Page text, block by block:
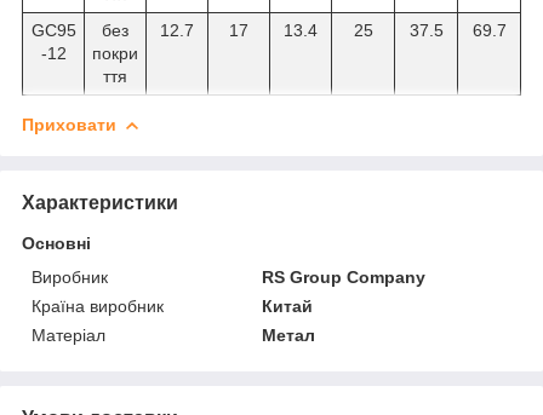
GC95
-12
без
покри
ття
12.7 17 13.4 25 37.5 69.7
Приховати
Характеристики
Основні
Виробник
RS Group Company
Країна виробник
Китай
Матеріал
Метал